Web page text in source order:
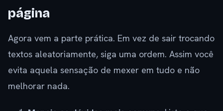
página
Agora vem a parte prática. Em vez de sair trocando
textos aleatoriamente, siga uma ordem. Assim você
evita aquela sensação de mexer em tudo e não
melhorar nada.